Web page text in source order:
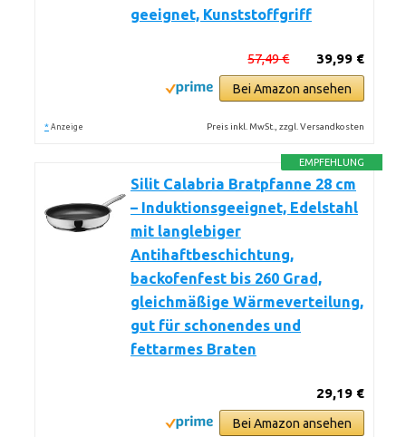
geeignet, Kunststoffgriff
39,99 €
57,49 €
Bei Amazon ansehen
* Anzeige Preis inkl. MwSt., zzgl. Versandkosten
EMPFEHLUNG
Silit Calabria Bratpfanne 28 cm
– Induktionsgeeignet, Edelstahl
mit langlebiger
Antihaftbeschichtung,
backofenfest bis 260 Grad,
gleichmäßige Wärmeverteilung,
gut für schonendes und
fettarmes Braten
29,19 €
Bei Amazon ansehen